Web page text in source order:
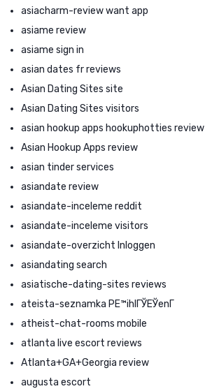
asiacharm-review want app
asiame review
asiame sign in
asian dates fr reviews
Asian Dating Sites site
Asian Dating Sites visitors
asian hookup apps hookuphotties review
Asian Hookup Apps review
asian tinder services
asiandate review
asiandate-inceleme reddit
asiandate-inceleme visitors
asiandate-overzicht Inloggen
asiandating search
asiatische-dating-sites reviews
ateista-seznamka PЕ™ihlГЎЕЎenГ­
atheist-chat-rooms mobile
atlanta live escort reviews
Atlanta+GA+Georgia review
augusta escort